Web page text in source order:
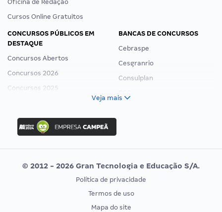
Oficina de Redação
Cursos Online Gratuitos
CONCURSOS PÚBLICOS EM
DESTAQUE
Concursos Abertos
Concursos 2026
Concursos 2025
Concurso Ibama
Concurso MPU
Editais publicados
BANCAS DE CONCURSOS
Cebraspe
Cesgranrio
Consulplan
Vunesp
CONCURSOS POR PROFISSÃO
EXAME DE ORDEM
Veja mais
© 2012 - 2026 Gran Tecnologia e Educação S/A.
Política de privacidade
Termos de uso
Mapa do site